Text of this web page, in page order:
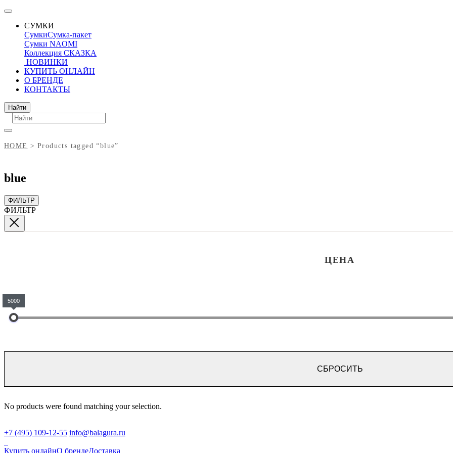
СУМКИ
СумкиСумка-пакет
Сумки NAOMI
Коллекция СКАЗКА
НОВИНКИ
КУПИТЬ ОНЛАЙН
О БРЕНДЕ
КОНТАКТЫ
Поиск
Найти
HOME Products tagged “blue”
blue
ФИЛЬТР
ФИЛЬТР
ЦЕНА
5000
СБРОСИТЬ
No products were found matching your selection.
+7 (495) 109-12-55 info@balagura.ru
Купить онлайнО брендеДоставка